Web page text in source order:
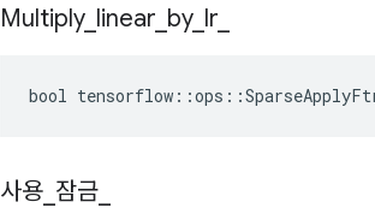
Multiply_ linear by_ lr
bool
사용 잠금